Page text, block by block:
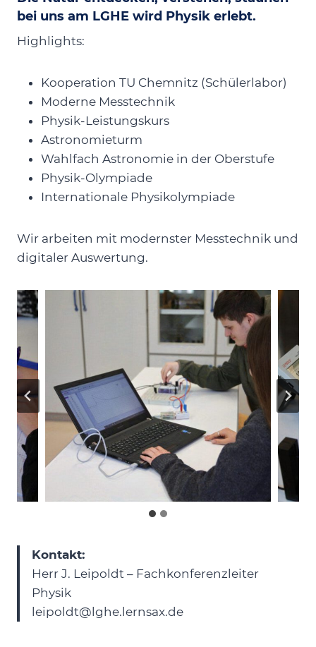
bei uns am LGHE wird Physik erlebt.
Highlights:
Kooperation TU Chemnitz (Schülerlabor)
Moderne Messtechnik
Physik-Leistungskurs
Astronomieturm
Wahlfach Astronomie in der Oberstufe
Physik-Olympiade
Internationale Physikolympiade
Wir arbeiten mit modernster Messtechnik und
digitaler Auswertung.
Kontakt:
Herr J. Leipoldt – Fachkonferenzleiter
Physik
leipoldt@lghe.lernsax.de